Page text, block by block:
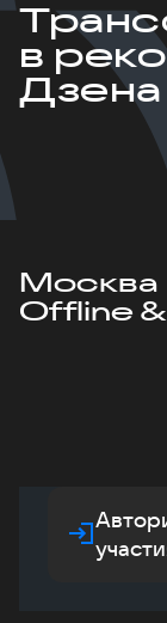
в
Дзена
Москва
Offline